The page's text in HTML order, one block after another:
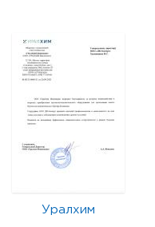
Уралхим